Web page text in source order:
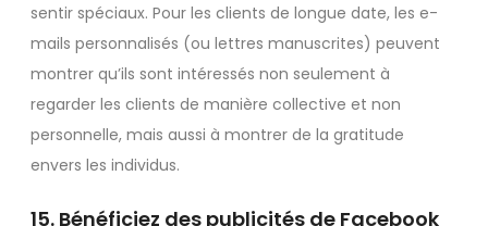
sentir spéciaux. Pour les clients de longue date, les e-
mails personnalisés (ou lettres manuscrites) peuvent
montrer qu’ils sont intéressés non seulement à
regarder les clients de manière collective et non
personnelle, mais aussi à montrer de la gratitude
envers les individus.
15. Bénéficiez des publicités de Facebook